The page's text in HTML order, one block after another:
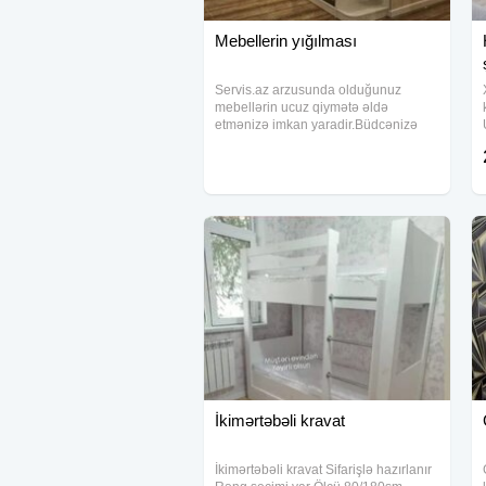
Mebellerin yığılması
Servis.az arzusunda olduğunuz
mebellərin ucuz qiymətə əldə
etmənizə imkan yaradir.Büdcənizə
DƏHLİZ
İkimərtəbəli kravat
İkimərtəbəli kravat Sifarişlə hazırlanır